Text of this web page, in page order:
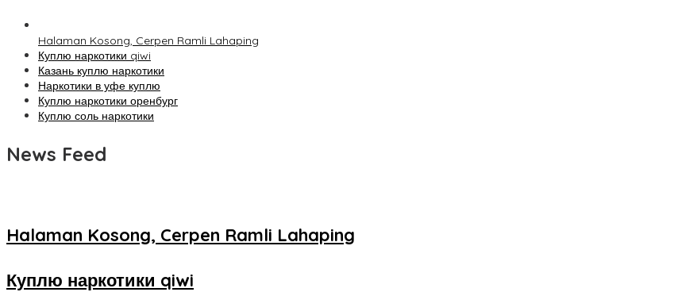
Halaman Kosong, Cerpen Ramli Lahaping
Куплю наркотики qiwi
Казань куплю наркотики
Наркотики в уфе куплю
Куплю наркотики оренбург
Куплю соль наркотики
News Feed
Halaman Kosong, Cerpen Ramli Lahaping
Куплю наркотики qiwi